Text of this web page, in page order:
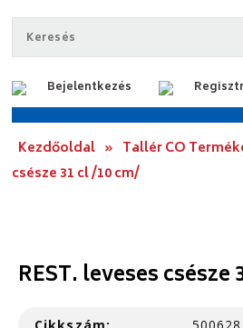
Bejelentkezés
Kezdőoldal » Tallér CO
csésze 31 cl /10 cm/
REST. leveses csésze